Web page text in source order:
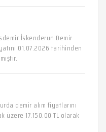
İskenderun Demir
01.07.2026 tarihinden
demir alım fiyatlarını
üzere 17.150.00 TL olarak